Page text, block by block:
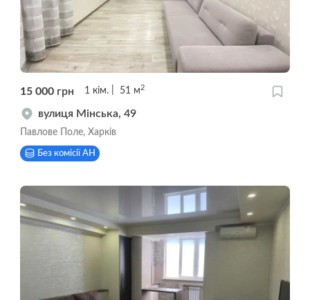
15 000 грн 1 кім. 51 м 2
вулиця Мінська, 49
Павлове Поле, Харків
Без комісії АН